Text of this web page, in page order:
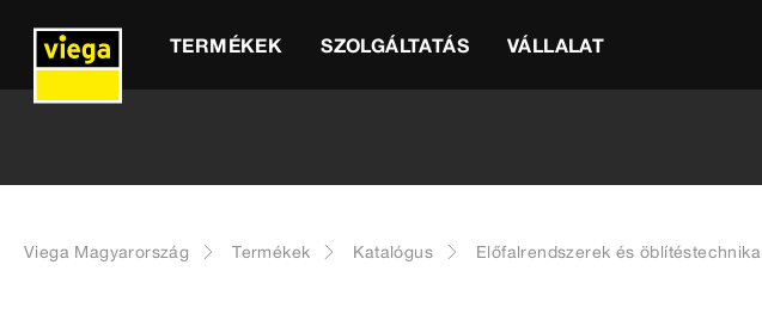
TERMÉKEK SZOLGÁLTATÁS VÁLLALAT
Viega Magyarország Termékek Katalógus Előfalrendszerek és öblítéstechnika